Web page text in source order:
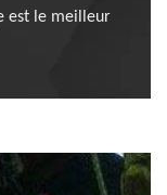
est le meilleur